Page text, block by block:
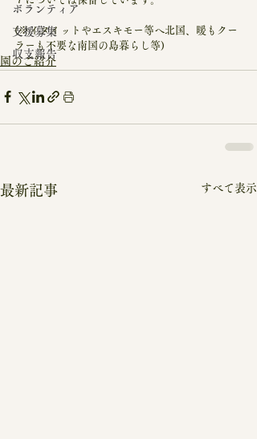
ボランティア
支援募集
収支報告
(※イヌイットやエスキモー等へ北国、暖もクー
ラーも不要な南国の島暮らし等)
園のご紹介
最新記事 すべて表示